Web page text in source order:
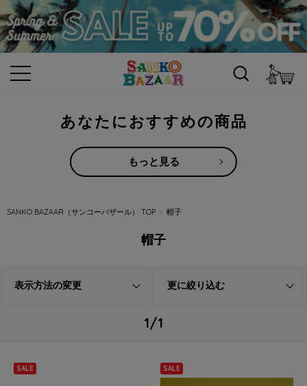
あなたにおすすめの商品
もっと見る
SANKO BAZAAR（サンコーバザール） TOP 帽子
帽子
表示方法の変更 更に絞り込む
1/1
SALE SALE